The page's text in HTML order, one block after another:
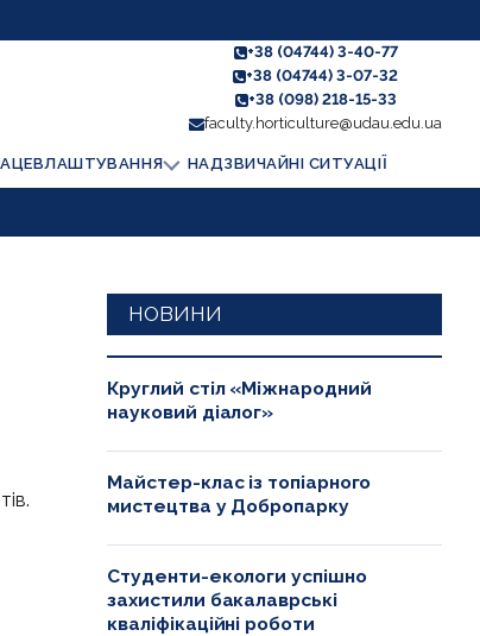
+38 (04744) 3-40-77
+38 (04744) 3-07-32
+38 (098) 218-15-33
faculty.horticulture@udau.edu.ua
НАДЗВИЧАЙНІ СИТУАЦІЇ
НОВИНИ
Круглий стіл «Міжнародний
науковий діалог»
Майстер-клас із топіарного
мистецтва у Добропарку
Студенти-екологи успішно
захистили бакалаврські
кваліфікаційні роботи